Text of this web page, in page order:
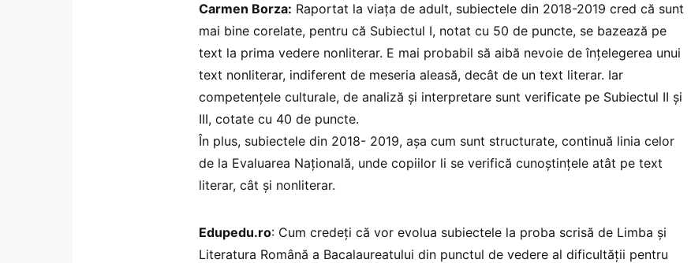
Carmen Borza: Raportat la viața de adult, subiectele din 2018-2019 cred că sunt
mai bine corelate, pentru că Subiectul I, notat cu 50 de puncte, se bazează pe
text la prima vedere nonliterar. E mai probabil să aibă nevoie de înțelegerea unui
text nonliterar, indiferent de meseria aleasă, decât de un text literar. Iar
competențele culturale, de analiză și interpretare sunt verificate pe Subiectul II și
III, cotate cu 40 de puncte.
În plus, subiectele din 2018- 2019, așa cum sunt structurate, continuă linia celor
de la Evaluarea Națională, unde copiilor li se verifică cunoștințele atât pe text
literar, cât și nonliterar.
Edupedu.ro: Cum credeți că vor evolua subiectele la proba scrisă de Limba și
Literatura Română a Bacalaureatului din punctul de vedere al dificultății pentru